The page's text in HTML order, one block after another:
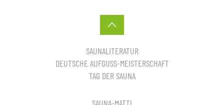
SAUNALITERATUR
DEUTSCHE AUFGUSS-MEISTERSCHAFT
TAG DER SAUNA